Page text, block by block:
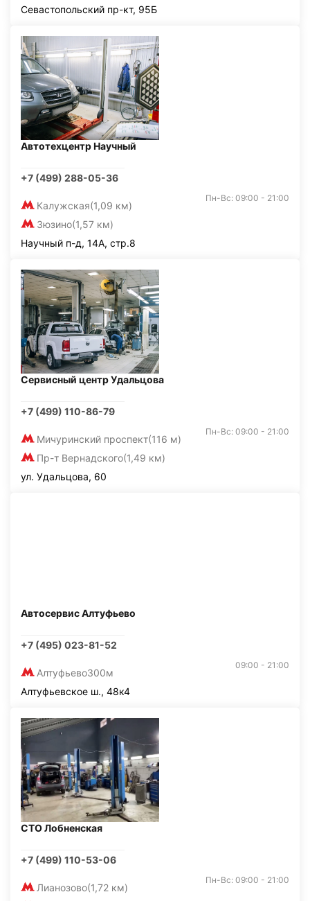
Севастопольский пр-кт, 95Б
Автотехцентр Научный
+7 (499) 288-05-36
Калужская(1,09 км)
Зюзино(1,57 км)
Пн-Вс: 09:00 - 21:00
Научный п-д, 14А, стр.8
Сервисный центр Удальцова
+7 (499) 110-86-79
Мичуринский проспект(116 м)
Пр-т Вернадского(1,49 км)
Пн-Вс: 09:00 - 21:00
ул. Удальцова, 60
Автосервис Алтуфьево
+7 (495) 023-81-52
Алтуфьево300м
09:00 - 21:00
Алтуфьевское ш., 48к4
СТО Лобненская
+7 (499) 110-53-06
Лианозово(1,72 км)
Пн-Вс: 09:00 - 21:00